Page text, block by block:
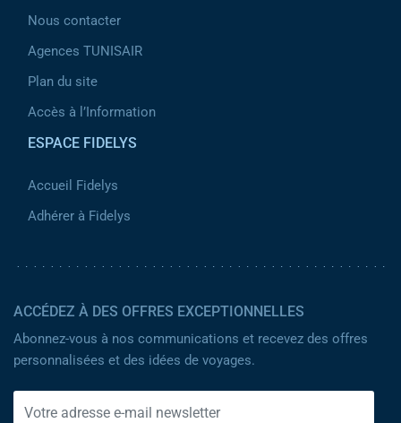
Nous contacter
Agences TUNISAIR
Plan du site
Accès à l’Information
ESPACE FIDELYS
Accueil Fidelys
Adhérer à Fidelys
ACCÉDEZ À DES OFFRES EXCEPTIONNELLES
Abonnez-vous à nos communications et recevez des offres
personnalisées et des idées de voyages.